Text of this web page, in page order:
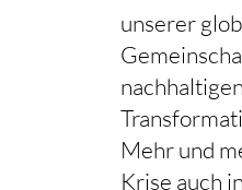
unserer
nachhaltigen
Mehr und
Krise auch